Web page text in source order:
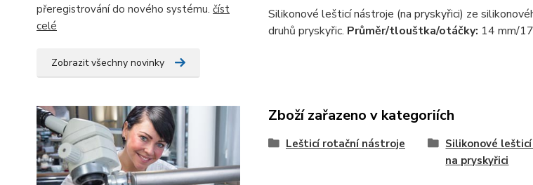
přeregistrování do nového systému. číst
celé
Zobrazit všechny novinky
Silikonové lešticí nástroje (na pryskyřici) ze
druhů pryskyřic. Průměr/tlouštka/otáčky: 14 mm/
Zboží zařazeno v kategoriích
Lešticí rotační nástroje
Silikonové
na pryskyřici